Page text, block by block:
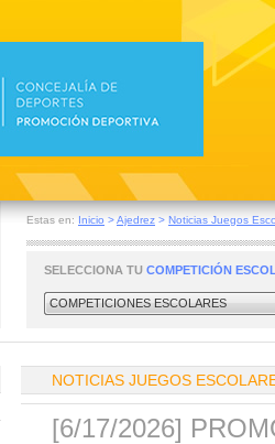
Estas en: Inicio >Ajedrez > Noticias Juegos
SELECCIONA TU COMPETICIÓN
COMPETICIONES ESCOLARES
NOTICIAS JUEGOS
[6/17/2026]